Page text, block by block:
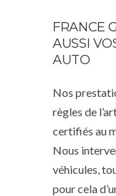
FRANCE
AUSSI
AUTO
Nos
règles de
certifiés au
Nous
véhicules,
pour cela